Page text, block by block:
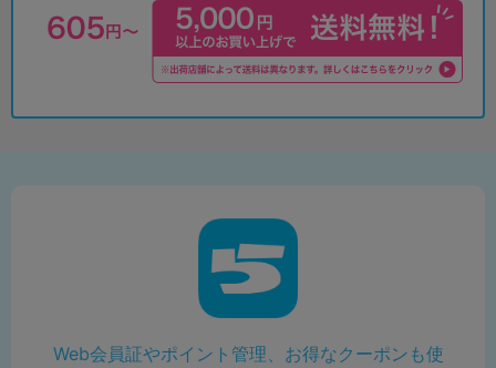
Web会員証やポイント管理、お得なクーポンも使